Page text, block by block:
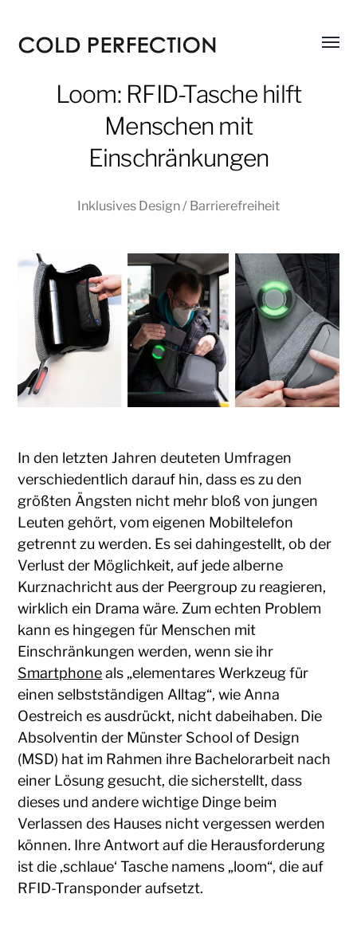
PERFECTION
Menü
Loom: RFID-Tasche hilft
Menschen mit
Einschränkungen
Inklusives Design / Barrierefreiheit
In den letzten Jahren deuteten Umfragen
verschiedentlich darauf hin, dass es zu den
größten Ängsten nicht mehr bloß von jungen
Leuten gehört, vom eigenen Mobiltelefon
getrennt zu werden. Es sei dahingestellt, ob der
Verlust der Möglichkeit, auf jede alberne
Kurznachricht aus der Peergroup zu reagieren,
wirklich ein Drama wäre. Zum echten Problem
kann es hingegen für Menschen mit
Einschränkungen werden, wenn sie ihr
Smartphoneals „elementares Werkzeug für
einen selbstständigen Alltag“, wie Anna
Oestreich es ausdrückt, nicht dabeihaben. Die
Absolventin der Münster School of Design
(MSD) hat im Rahmen ihre Bachelorarbeit nach
einer Lösung gesucht, die sicherstellt, dass
dieses und andere wichtige Dinge beim
Verlassen des Hauses nicht vergessen werden
können. Ihre Antwort auf die Herausforderung
ist die ‚schlaue‘ Tasche namens „loom“, die auf
RFID-Transponder aufsetzt.